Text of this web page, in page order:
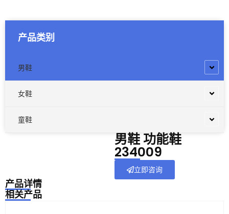
产品类别
男鞋
女鞋
童鞋
男鞋 功能鞋
234009
立即咨询
产品详情
相关产品